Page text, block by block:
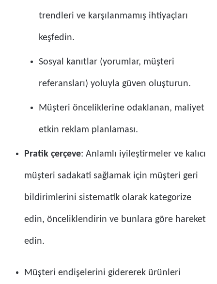
trendleri ve karşılanmamış ihtiyaçları
keşfedin.
Sosyal kanıtlar (yorumlar, müşteri
referansları) yoluyla güven oluşturun.
Müşteri önceliklerine odaklanan, maliyet
etkin reklam planlaması.
Pratik çerçeve: Anlamlı iyileştirmeler ve kalıcı
müşteri sadakati sağlamak için müşteri geri
bildirimlerini sistematik olarak kategorize
edin, önceliklendirin ve bunlara göre hareket
edin.
Müşteri endişelerini gidererek ürünleri